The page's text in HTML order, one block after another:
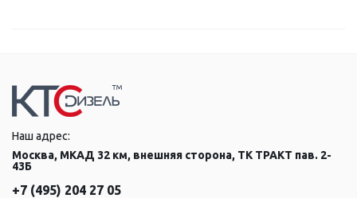
Наш адрес:
Москва, МКАД 32 км, внешняя сторона, ТК ТРАКТ пав. 2-
43Б
+7 (495) 204 27 05